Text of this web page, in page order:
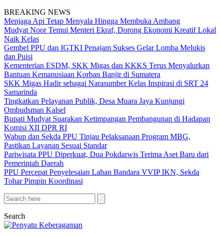
BREAKING NEWS
Menjaga Api Tetap Menyala Hingga Membuka Ambang
Mudyat Noor Temui Menteri Ekraf, Dorong Ekonomi Kreatif Lokal
Naik Kelas
Gembel PPU dan IGTKI Penajam Sukses Gelar Lomba Melukis
dan Puisi
Kementerian ESDM, SKK Migas dan KKKS Terus Menyalurkan
Bantuan Kemanusiaan Korban Banjir di Sumatera
SKK Migas Hadir sebagai Narasumber Kelas Inspirasi di SRT 24
Samarinda
Tingkatkan Pelayanan Publik, Desa Muara Jaya Kunjungi
Ombudsman Kalsel
Bupati Mudyat Suarakan Ketimpangan Pembangunan di Hadapan
Komisi XII DPR RI
Wabup dan Sekda PPU Tinjau Pelaksanaan Program MBG,
Pastikan Layanan Sesuai Standar
Pariwisata PPU Diperkuat, Dua Pokdarwis Terima Aset Baru dari
Pemerintah Daerah
PPU Percepat Penyelesaian Lahan Bandara VVIP IKN, Sekda
Tohar Pimpin Koordinasi
Search